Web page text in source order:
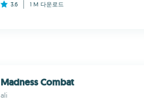
3.6 1 M 다운로드
Madness Combat
ali